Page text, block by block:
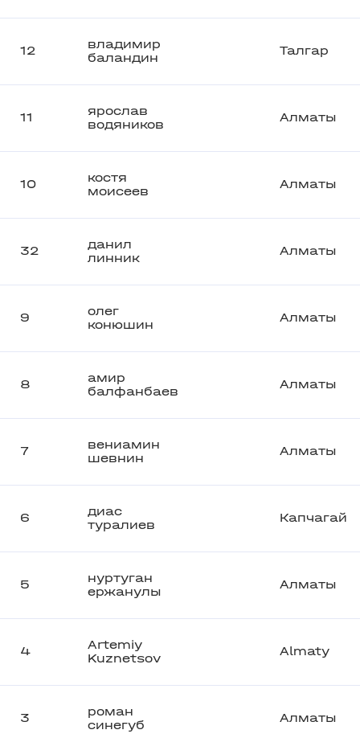
12
владимир
баландин
Талгар
11
ярослав
водяников
Алматы
10
костя
моисеев
Алматы
32
данил
линник
Алматы
9
олег
конюшин
Алматы
8
амир
балфанбаев
Алматы
7
вениамин
шевнин
Алматы
6
диас
туралиев
Капчагай
5
нуртуган
ержанулы
Алматы
4
Artemiy
Kuznetsov
Almaty
3
роман
синегуб
Алматы